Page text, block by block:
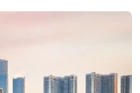
Việt Nam
cuộc bầu
AFF Suzuki Cup